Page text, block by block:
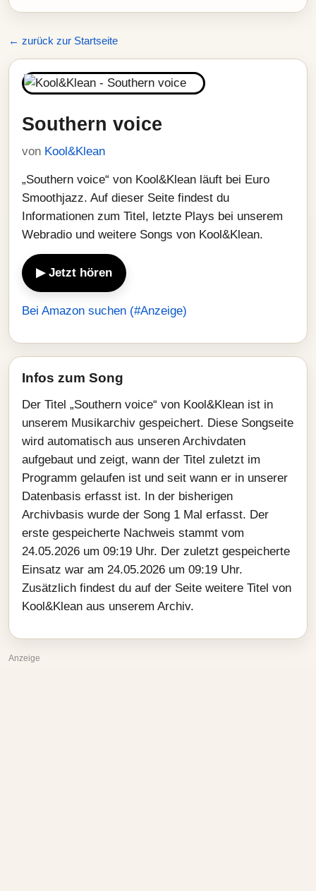
← zurück zur Startseite
Southern voice
von Kool&Klean
„Southern voice“ von Kool&Klean läuft bei Euro
Smoothjazz. Auf dieser Seite findest du
Informationen zum Titel, letzte Plays bei unserem
Webradio und weitere Songs von Kool&Klean.
▶ Jetzt hören
Bei Amazon suchen (#Anzeige)
Infos zum Song
Der Titel „Southern voice“ von Kool&Klean ist in
unserem Musikarchiv gespeichert. Diese Songseite
wird automatisch aus unseren Archivdaten
aufgebaut und zeigt, wann der Titel zuletzt im
Programm gelaufen ist und seit wann er in unserer
Datenbasis erfasst ist. In der bisherigen
Archivbasis wurde der Song 1 Mal erfasst. Der
erste gespeicherte Nachweis stammt vom
24.05.2026 um 09:19 Uhr. Der zuletzt gespeicherte
Einsatz war am 24.05.2026 um 09:19 Uhr.
Zusätzlich findest du auf der Seite weitere Titel von
Kool&Klean aus unserem Archiv.
Anzeige